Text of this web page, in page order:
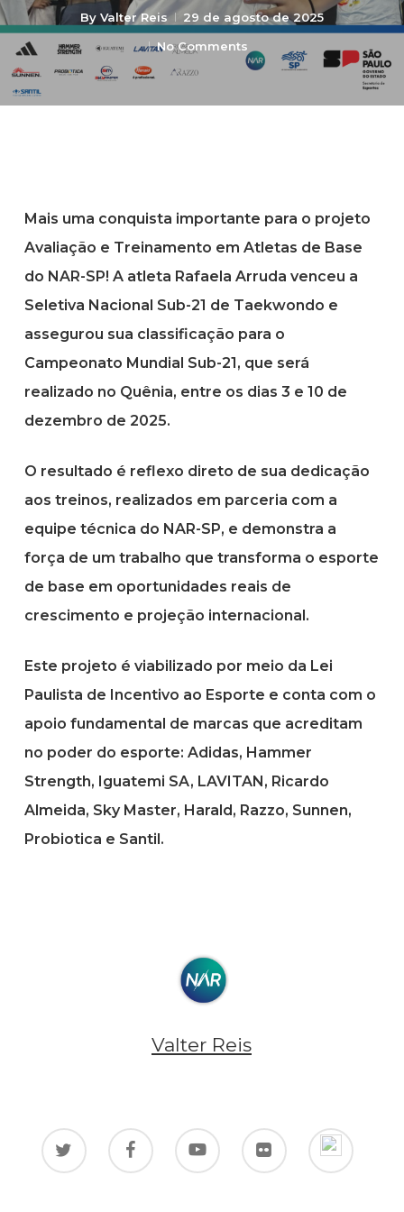
By Valter Reis
29 de agosto de 2025
No Comments
Mais uma conquista importante para o projeto
Avaliação e Treinamento em Atletas de Base
do NAR-SP! A atleta Rafaela Arruda venceu a
Seletiva Nacional Sub-21 de Taekwondo e
assegurou sua classificação para o
Campeonato Mundial Sub-21, que será
realizado no Quênia, entre os dias 3 e 10 de
dezembro de 2025.
O resultado é reflexo direto de sua dedicação
aos treinos, realizados em parceria com a
equipe técnica do NAR-SP, e demonstra a
força de um trabalho que transforma o esporte
de base em oportunidades reais de
crescimento e projeção internacional.
Este projeto é viabilizado por meio da Lei
Paulista de Incentivo ao Esporte e conta com o
apoio fundamental de marcas que acreditam
no poder do esporte: Adidas, Hammer
Strength, Iguatemi SA, LAVITAN, Ricardo
Almeida, Sky Master, Harald, Razzo, Sunnen,
Probiotica e Santil.
Valter Reis